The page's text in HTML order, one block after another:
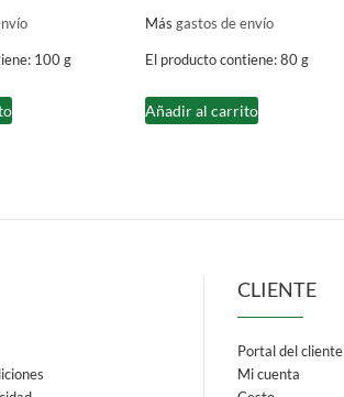
100 g
Másgastos de envío
El producto contiene: 80g
Añadir al carrito
CLIENTE
Portal del cliente
Mi cuenta